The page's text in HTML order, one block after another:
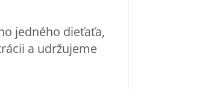
jedného dieťaťa,
a udržujeme